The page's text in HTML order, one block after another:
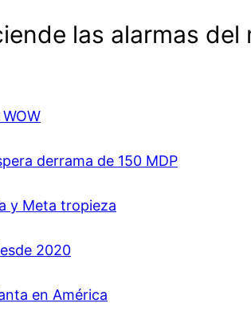
las alarmas
derrama de 150 MDP
y Meta tropieza
2020
en América